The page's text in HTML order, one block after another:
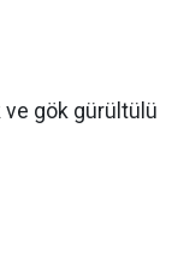
ve gök gürültülü